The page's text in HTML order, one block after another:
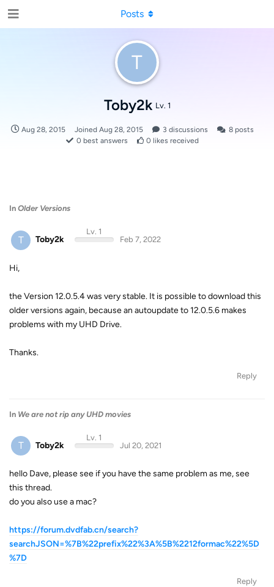
T
Toby2k Lv. 1
Aug 28, 2015 Joined Aug 28, 2015 3 discussions 8 posts
0 best answers 0 likes received
Posts
In Older Versions
T Toby2k
Lv. 1
Feb 7, 2022
Hi,
the Version 12.0.5.4 was very stable. It is possible to download this
older versions again, because an autoupdate to 12.0.5.6 makes
problems with my UHD Drive.
Thanks.
Reply
In We are not rip any UHD movies
T Toby2k
Lv. 1
Jul 20, 2021
hello Dave, please see if you have the same problem as me, see
this thread.
do you also use a mac?
https://forum.dvdfab.cn/search?
searchJSON=%7B%22prefix%22%3A%5B%2212formac%22%5D
%7D
Reply